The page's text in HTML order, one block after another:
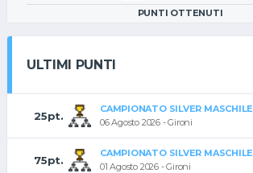
PUNTI OTTENUTI
ULTIMI PUNTI
25pt.
CAMPIONATO SILVER MASCHILE
06 Agosto 2026 - Gironi
75pt.
CAMPIONATO SILVER MASCHILE
01 Agosto 2026 - Gironi